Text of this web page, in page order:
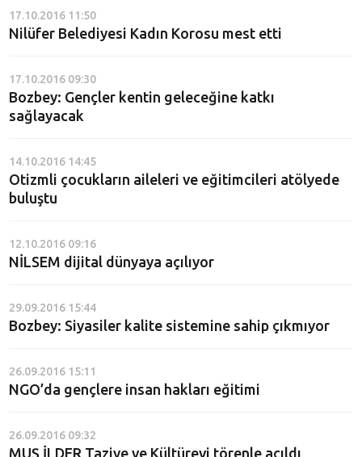
17.10.2016 11:50
Nilüfer Belediyesi Kadın Korosu mest etti
17.10.2016 09:30
Bozbey: Gençler kentin geleceğine katkı
sağlayacak
14.10.2016 14:45
Otizmli çocukların aileleri ve eğitimcileri atölyede
buluştu
12.10.2016 09:16
NİLSEM dijital dünyaya açılıyor
29.09.2016 15:44
Bozbey: Siyasiler kalite sistemine sahip çıkmıyor
26.09.2016 15:11
NGO’da gençlere insan hakları eğitimi
26.09.2016 09:32
MUŞ İLDER Taziye ve Kültürevi törenle açıldı